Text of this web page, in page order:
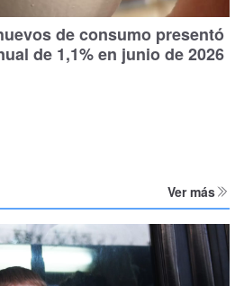
de consumo presentó
de 1,1% en junio de 2026
Ver más